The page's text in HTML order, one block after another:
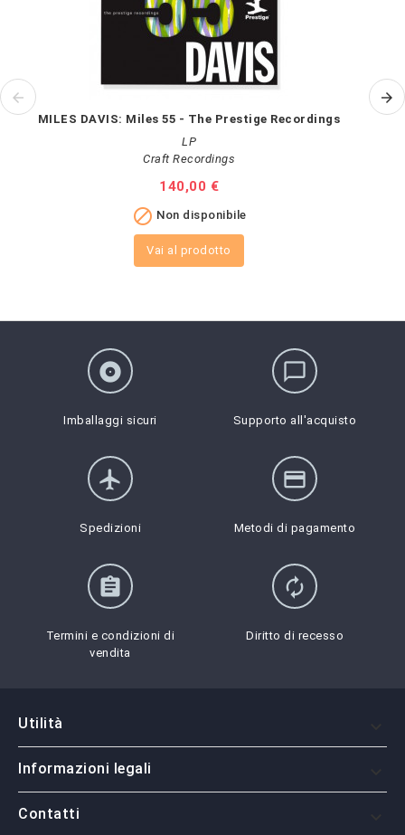
MILES DAVIS: Miles 55 - The Prestige Recordings
LP
Craft Recordings
Prezzo
140,00 €
 Non disponibile
Vai al prodotto
album
Imballaggi sicuri
chat_bubble_outline
Supporto all'acquisto
flight
Spedizioni
credit_card
Metodi di pagamento
assignment
Termini e condizioni di
vendita
autorenew
Diritto di recesso
Utilità
Informazioni legali
Contatti